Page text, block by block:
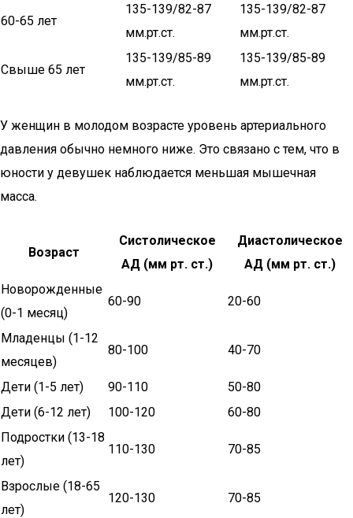
60-65 лет
135-139/82-87
мм.рт.ст.
135-139/82-87
мм.рт.ст.
Свыше 65 лет
135-139/85-89
мм.рт.ст.
135-139/85-89
мм.рт.ст.
У женщин в молодом возрасте уровень артериального
давления обычно немного ниже. Это связано с тем, что в
юности у девушек наблюдается меньшая мышечная
масса.
Возраст
Систолическое
АД (мм рт. ст.)
Диастолическое
АД (мм рт. ст.)
Новорожденные
(0-1 месяц)
60-90 20-60
Младенцы (1-12
месяцев)
80-100 40-70
Дети (1-5 лет) 90-110
50-80
Дети (6-12 лет)
100-120
60-80
Подростки (13-18
лет)
110-130 70-85
Взрослые (18-65
лет)
120-130 70-85